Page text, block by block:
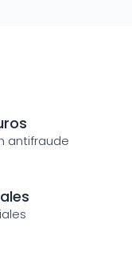
antifraude